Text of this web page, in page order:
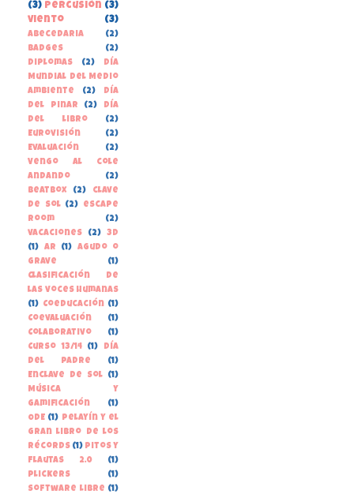
(3) percusión (3)
viento
(3)
Abecedaria
(2)
Badges
(2)
Diplomas
(2)
Día
Mundial del Medio
Ambiente
(2)
Día
del Pinar
(2)
Día
del libro
(2)
Eurovisión
(2)
Evaluación
(2)
Vengo al cole
andando
(2)
beatbox
(2)
clave
de sol (2)
escape
room
(2)
vacaciones
(2)
3D
(1)
AR (1)
Agudo o
grave
(1)
Clasificación de
las voces humanas
(1) Coeducación (1)
Coevaluación
(1)
Colaborativo
(1)
Curso 13/14
(1)
Día
del Padre
(1)
Enclave de Sol
(1)
Música y
gamificación
(1)
ODE (1)
Pelayín y el
gran libro de los
récords (1) Pitos y
Flautas 2.0
(1)
Plickers
(1)
Software libre (1)